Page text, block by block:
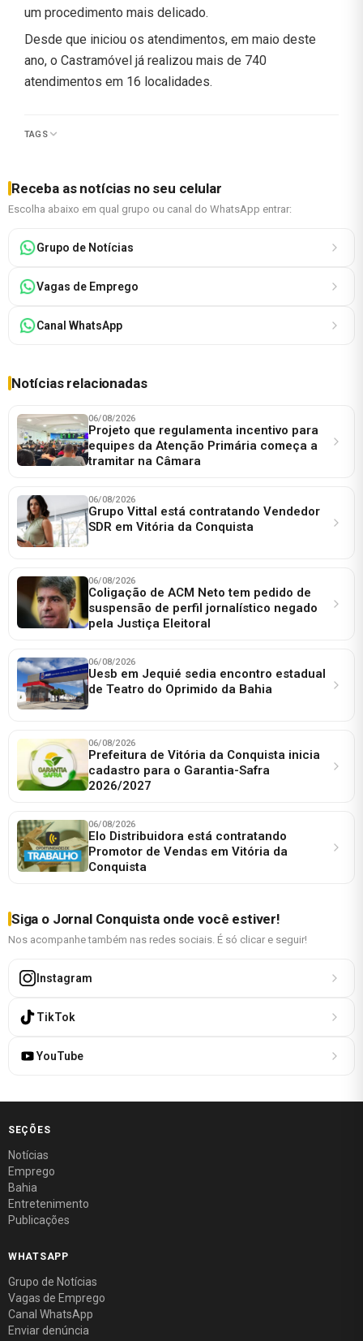
um procedimento mais delicado.
Desde que iniciou os atendimentos, em maio deste
ano, o Castramóvel já realizou mais de 740
atendimentos em 16 localidades.
TAGS
Receba as notícias no seu celular
Escolha abaixo em qual grupo ou canal do WhatsApp entrar:
Grupo de Notícias
Vagas de Emprego
Canal WhatsApp
Notícias relacionadas
06/08/2026
Projeto que regulamenta incentivo para
equipes da Atenção Primária começa a
tramitar na Câmara
06/08/2026
Grupo Vittal está contratando Vendedor
SDR em Vitória da Conquista
06/08/2026
Coligação de ACM Neto tem pedido de
suspensão de perfil jornalístico negado
pela Justiça Eleitoral
06/08/2026
Uesb em Jequié sedia encontro estadual
de Teatro do Oprimido da Bahia
06/08/2026
Prefeitura de Vitória da Conquista inicia
cadastro para o Garantia-Safra
2026/2027
06/08/2026
Elo Distribuidora está contratando
Promotor de Vendas em Vitória da
Conquista
Siga o Jornal Conquista onde você estiver!
Nos acompanhe também nas redes sociais. É só clicar e seguir!
Instagram
TikTok
YouTube
SEÇÕES
Notícias
Emprego
Bahia
Entretenimento
Publicações
WHATSAPP
Grupo de Notícias
Vagas de Emprego
Canal WhatsApp
Enviar denúncia